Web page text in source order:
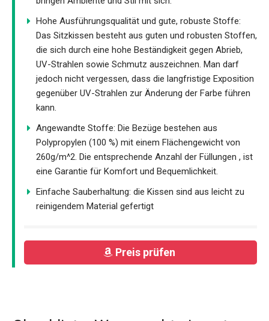
Hohe Ausführungsqualität und gute, robuste Stoffe:
Das Sitzkissen besteht aus guten und robusten Stoffen,
die sich durch eine hohe Beständigkeit gegen Abrieb,
UV-Strahlen sowie Schmutz auszeichnen. Man darf
jedoch nicht vergessen, dass die langfristige Exposition
gegenüber UV-Strahlen zur Änderung der Farbe führen
kann.
Angewandte Stoffe: Die Bezüge bestehen aus
Polypropylen (100 %) mit einem Flächengewicht von
260g/m^2. Die entsprechende Anzahl der Füllungen , ist
eine Garantie für Komfort und Bequemlichkeit.
Einfache Sauberhaltung: die Kissen sind aus leicht zu
reinigendem Material gefertigt
Preis prüfen